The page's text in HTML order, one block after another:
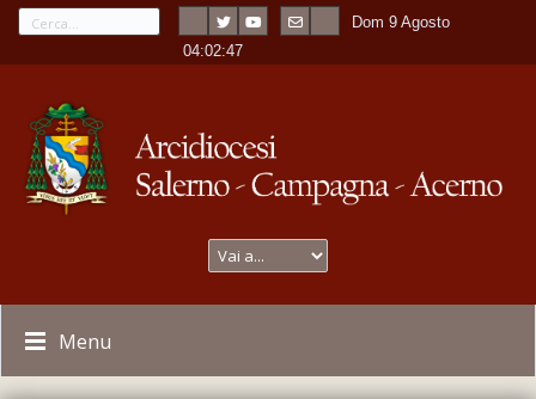
Dom 9 Agosto
-04:02:47
Menu